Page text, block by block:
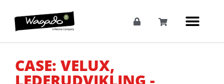
CASE: VELUX,